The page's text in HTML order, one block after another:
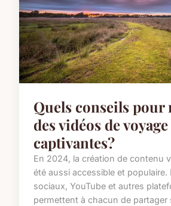
Quels conseils pour
des vidéos de voyage
captivantes?
En 2024, la création de contenu
été aussi accessible et populaire.
sociaux, YouTube et autres
permettent à chacun de partager